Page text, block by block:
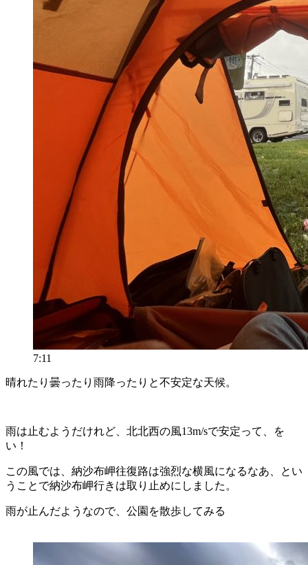
7:11
晴れたり曇ったり雨降ったりと不安定な天候。
雨は止むようだけれど、北北西の風13m/sで安定って、を
い！
この風では、納沙布岬往復路は強烈な横風になるなあ、とい
うことで納沙布岬行きは取り止めにしました。
雨が止んだようなので、公園を散歩してみる